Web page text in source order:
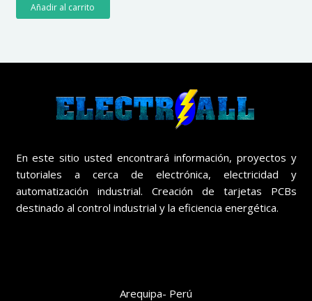
Añadir al carrito
En este sitio usted encontrará información, proyectos y
tutoriales a cerca de electrónica, electricidad y
automatización industrial. Creación de tarjetas PCBs
destinado al control industrial y la eficiencia energética.
Arequipa- Perú